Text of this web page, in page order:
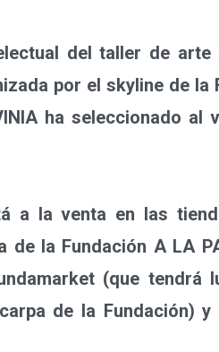
del taller de arte
por el skyline de
ha seleccionado al
a la venta en las
de la Fundación A LA
(que tendrá
de la Fundación)